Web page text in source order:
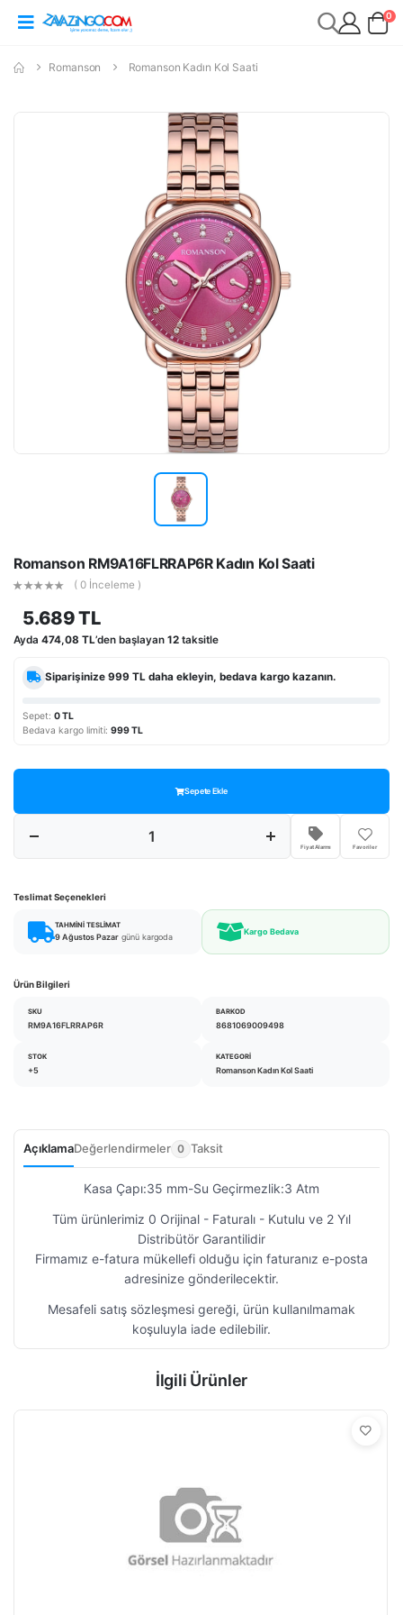
0
Romanson Romanson Kadın Kol Saati
Romanson RM9A16FLRRAP6R Kadın Kol Saati
( 0 İnceleme )
5.689 TL
Ayda 474,08 TL’den başlayan 12 taksitle
Siparişinize999 TL daha ekleyin, bedava kargo kazanın.
Sepet: 0 TL
Bedava kargo limiti: 999 TL
Sepete Ekle
Fiyat Alarmı Favoriler
Teslimat Seçenekleri
TAHMINI TESLIMAT
9 Ağustos Pazar günü kargoda
Kargo Bedava
Ürün Bilgileri
SKU
RM9A16FLRRAP6R
BARKOD
8681069009498
STOK
+5
KATEGORI
Romanson Kadın Kol Saati
AçıklamaDeğerlendirmeler 0 Taksit
Kasa Çapı:35 mm-Su Geçirmezlik:3 Atm
Tüm ürünlerimiz 0 Orijinal - Faturalı - Kutulu ve 2 Yıl
Distribütör Garantilidir
Firmamız e-fatura mükellefi olduğu için faturanız e-posta
adresinize gönderilecektir.
Mesafeli satış sözleşmesi gereği, ürün kullanılmamak
koşuluyla iade edilebilir.
İlgili Ürünler